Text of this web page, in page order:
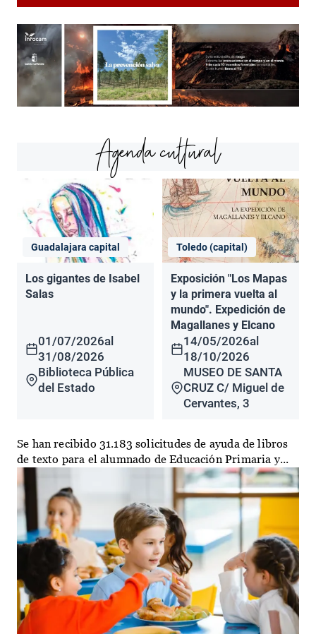
Agenda cultural
Guadalajara capital
Los gigantes de Isabel
Salas
01/07/2026al
31/08/2026
Biblioteca Pública
del Estado
Toledo (capital)
Exposición "Los Mapas
y la primera vuelta al
mundo". Expedición de
Magallanes y Elcano
14/05/2026al
18/10/2026
MUSEO DE SANTA
CRUZ C/ Miguel de
Cervantes, 3
Se han recibido 31.183 solicitudes de ayuda de libros
de texto para el alumnado de Educación Primaria y...